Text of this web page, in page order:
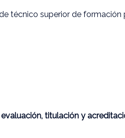
técnico superior de formación
evaluación, titulación y